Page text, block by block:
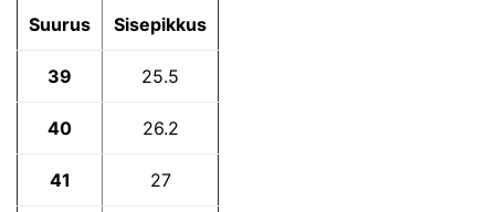
Suurus Sisepikkus
39 25.5
40 26.2
41 27